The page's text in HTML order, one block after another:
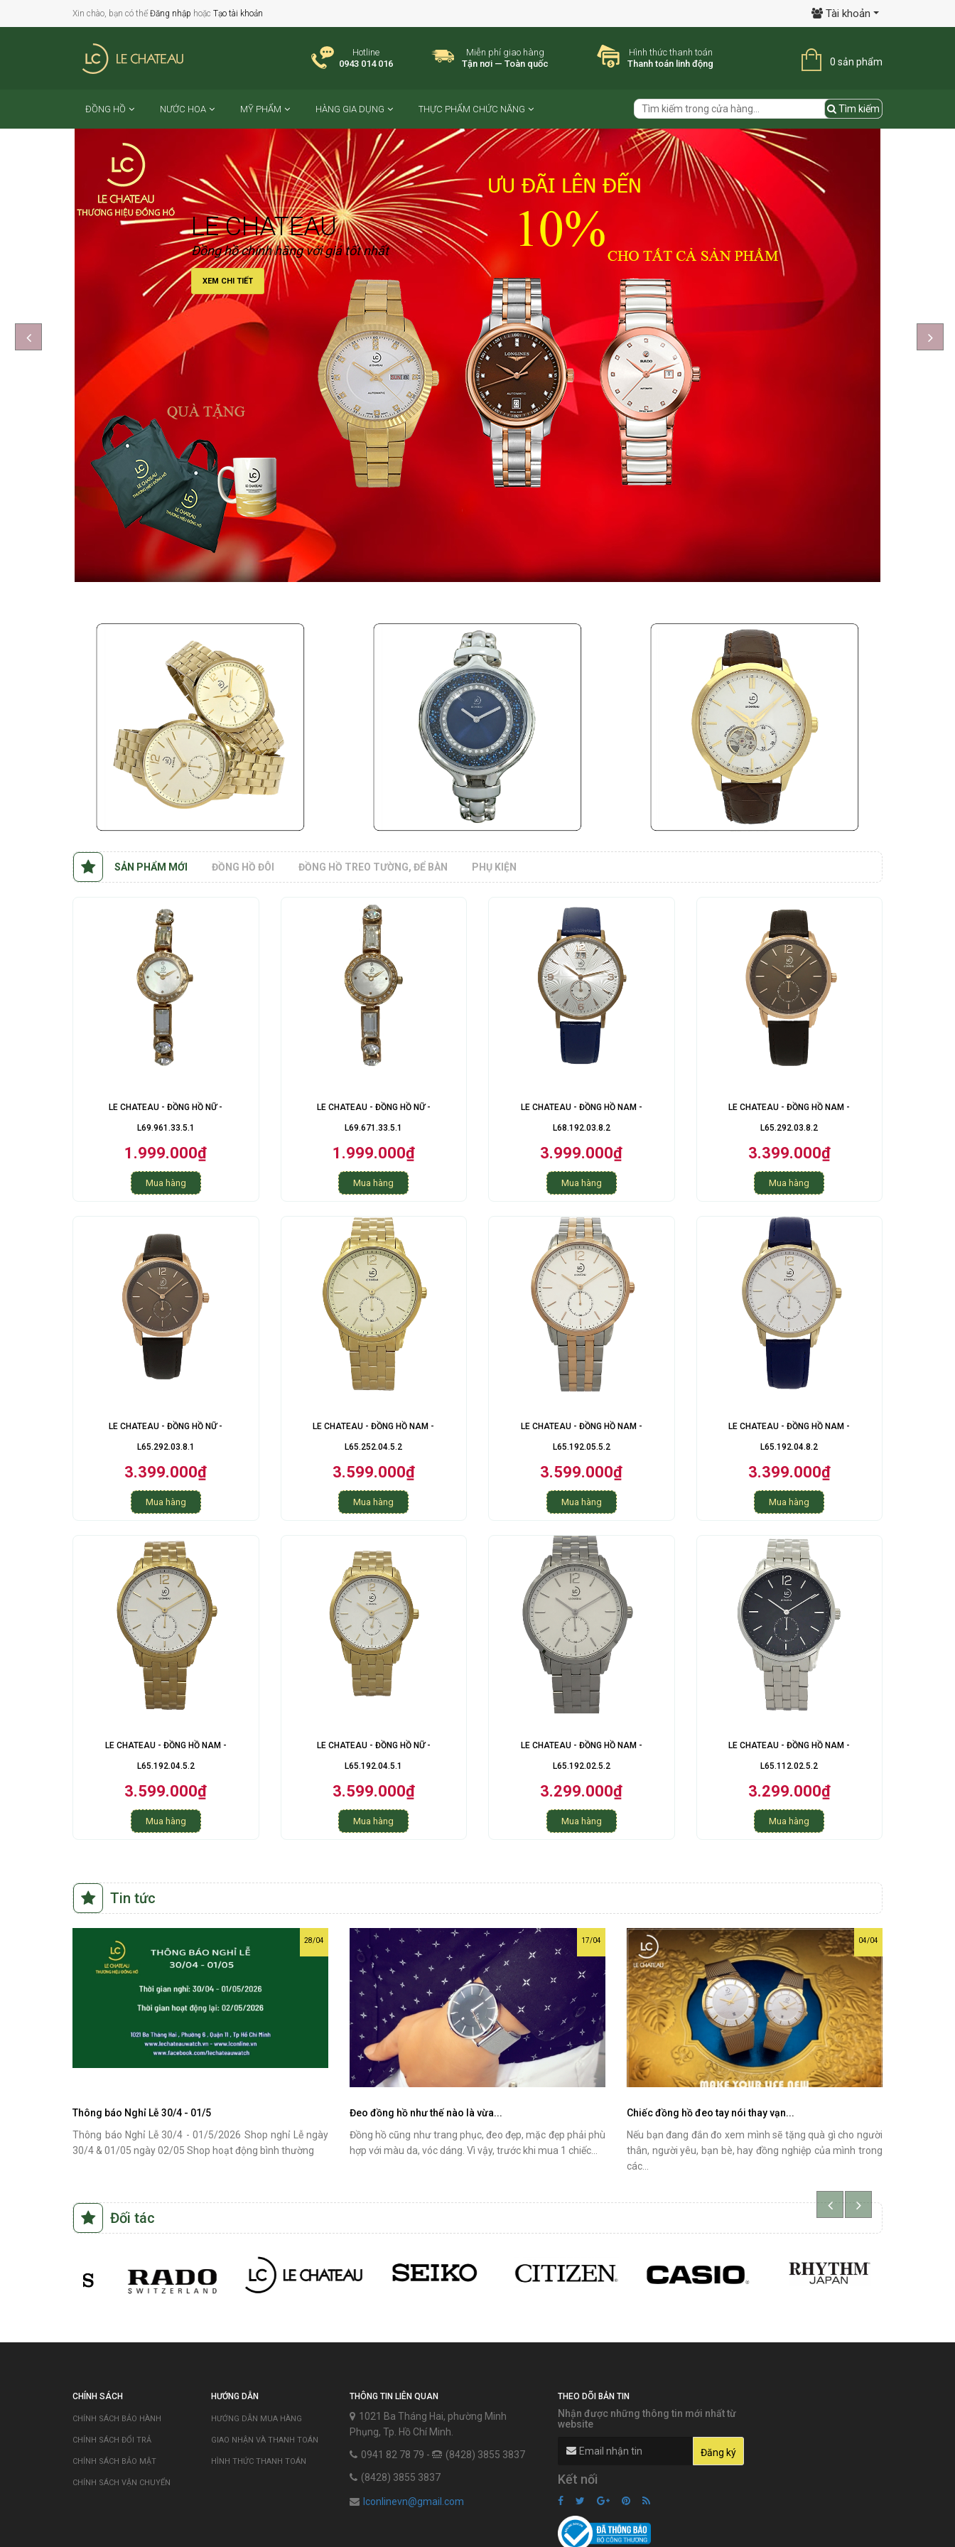
Xin chào, bạn có thể Đăng nhập hoặc Tạo tài khoản Tài khoản
Hotline
0943 014 016
Miễn phí giao hàng
Tận nơi — Toàn quốc
Hình thức thanh toán
Thanh toán linh động
0 sản phẩm
ĐỒNG HỒ NƯỚC HOA MỸ PHẨM HÀNG GIA DỤNG THỰC PHẨM CHỨC NĂNG Tìm kiếm
LE CHATEAU
Đồng hồ chính hãng với giá tốt nhất
XEM CHI TIẾT
SẢN PHẨM MỚI ĐỒNG HỒ ĐÔI ĐỒNG HỒ TREO TƯỜNG, ĐỂ BÀN PHỤ KIỆN
LE CHATEAU - ĐỒNG HỒ NỮ -
L69.961.33.5.1
1.999.000₫
Mua hàng
LE CHATEAU - ĐỒNG HỒ NỮ -
L69.671.33.5.1
1.999.000₫
Mua hàng
LE CHATEAU - ĐỒNG HỒ NAM -
L68.192.03.8.2
3.999.000₫
Mua hàng
LE CHATEAU - ĐỒNG HỒ NAM -
L65.292.03.8.2
3.399.000₫
Mua hàng
LE CHATEAU - ĐỒNG HỒ NỮ -
L65.292.03.8.1
3.399.000₫
Mua hàng
LE CHATEAU - ĐỒNG HỒ NAM -
L65.252.04.5.2
3.599.000₫
Mua hàng
LE CHATEAU - ĐỒNG HỒ NAM -
L65.192.05.5.2
3.599.000₫
Mua hàng
LE CHATEAU - ĐỒNG HỒ NAM -
L65.192.04.8.2
3.399.000₫
Mua hàng
LE CHATEAU - ĐỒNG HỒ NAM -
L65.192.04.5.2
3.599.000₫
Mua hàng
LE CHATEAU - ĐỒNG HỒ NỮ -
L65.192.04.5.1
3.599.000₫
Mua hàng
LE CHATEAU - ĐỒNG HỒ NAM -
L65.192.02.5.2
3.299.000₫
Mua hàng
LE CHATEAU - ĐỒNG HỒ NAM -
L65.112.02.5.2
3.299.000₫
Mua hàng
Tin tức
28/04
Thông báo Nghỉ Lễ 30/4 - 01/5
Thông báo Nghỉ Lễ 30/4 - 01/5/2026 Shop nghỉ Lễ ngày
30/4 & 01/05 ngày 02/05 Shop hoạt động bình thường
17/04
Đeo đồng hồ như thế nào là vừa...
Đồng hồ cũng như trang phục, đeo đẹp, mặc đẹp phải phù
hợp với màu da, vóc dáng. Vì vậy, trước khi mua 1 chiếc...
04/04
Chiếc đồng hồ đeo tay nói thay vạn...
Nếu bạn đang đắn đo xem mình sẽ tặng quà gì cho người
thân, người yêu, bạn bè, hay đồng nghiệp của mình trong
các...
Đối tác
CHÍNH SÁCH
CHÍNH SÁCH BẢO HÀNH
CHÍNH SÁCH ĐỔI TRẢ
CHÍNH SÁCH BẢO MẬT
CHÍNH SÁCH VẬN CHUYỂN
HƯỚNG DẪN
HƯỚNG DẪN MUA HÀNG
GIAO NHẬN VÀ THANH TOÁN
HÌNH THỨC THANH TOÁN
THÔNG TIN LIÊN QUAN
1021 Ba Tháng Hai, phường Minh
Phụng, Tp. Hồ Chí Minh.
0941 82 78 79 -
(8428) 3855 3837
(8428) 3855 3837
lconlinevn@gmail.com
THEO DÕI BẢN TIN
Nhận được những thông tin mới nhất từ
website
Kết nối